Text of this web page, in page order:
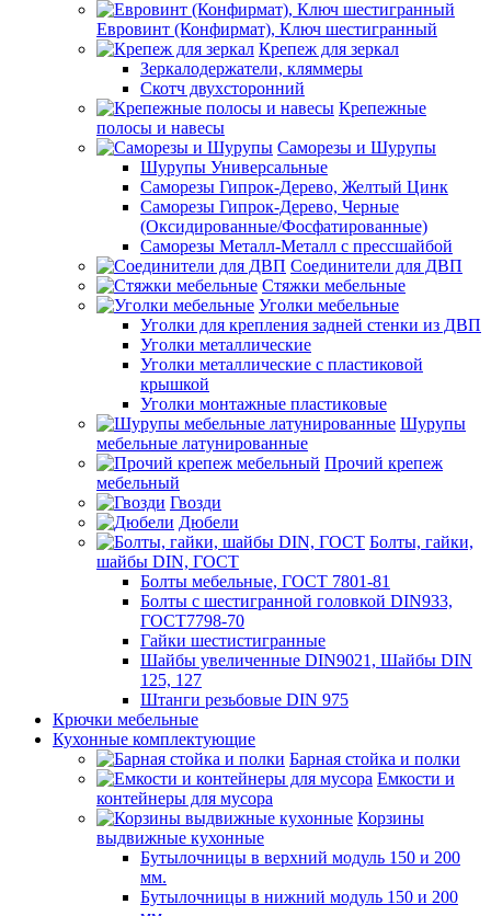
Евровинт (Конфирмат), Ключ шестигранный
Крепеж для зеркал
Зеркалодержатели, кляммеры
Скотч двухсторонний
Крепежные
полосы и навесы
Саморезы и Шурупы
Шурупы Универсальные
Саморезы Гипрок-Дерево, Желтый Цинк
Саморезы Гипрок-Дерево, Черные
(Оксидированные/Фосфатированные)
Саморезы Металл-Металл с прессшайбой
Соединители для ДВП
Стяжки мебельные
Уголки мебельные
Уголки для крепления задней стенки из ДВП
Уголки металлические
Уголки металлические с пластиковой
крышкой
Уголки монтажные пластиковые
Шурупы
мебельные латунированные
Прочий крепеж
мебельный
Гвозди
Дюбели
Болты, гайки,
шайбы DIN, ГОСТ
Болты мебельные, ГОСТ 7801-81
Болты с шестигранной головкой DIN933,
ГОСТ7798-70
Гайки шестистигранные
Шайбы увеличенные DIN9021, Шайбы DIN
125, 127
Штанги резьбовые DIN 975
Крючки мебельные
Кухонные комплектующие
Барная стойка и полки
Емкости и
контейнеры для мусора
Корзины
выдвижные кухонные
Бутылочницы в верхний модуль 150 и 200
мм.
Бутылочницы в нижний модуль 150 и 200